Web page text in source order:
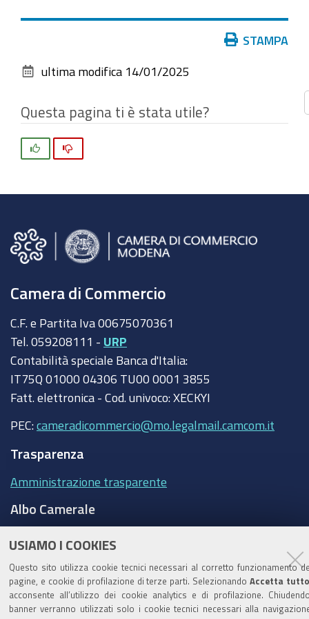
USIAMO I COOKIES
Questo sito utilizza cookie tecnici necessari al corretto funzionamento
pagine, e cookie di profilazione di terze parti. SelezionandoAccetta
acconsente all’utilizzo dei cookie analytics e di profilazione.
banner verranno utilizzati solo i cookie tecnici necessari alla
dimensioni
documento
STAMPA
ultima modifica 14/01/2025
Questa pagina ti è stata utile?
Camera di Commercio
C.F. e Partita Iva 00675070361
Tel. 059208111 - URP
Contabilità speciale Banca d'Italia:
IT75Q 01000 04306 TU00 0001 3855
Fatt. elettronica - Cod. univoco: XECKYI
PEC: cameradicommercio@mo.legalmail.camcom.it
Trasparenza
Amministrazione trasparente
Albo Camerale
Area riservata Amministratori
Accesso riservato agli Amministratori dell'ente